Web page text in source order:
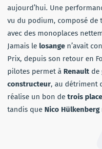
aujourd’hui. Une
vu du podium, composé de
avec des monoplaces
Jamais le losange n’avait
Prix, depuis son retour en
pilotes permet à Renault de
constructeur, au détriment
réalise un bon de trois
tandis que Nico Hülkenberg